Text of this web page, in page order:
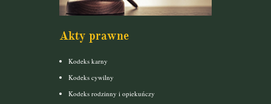
Akty prawne
Kodeks karny
Kodeks cywilny
Kodeks rodzinny i opiekuńczy